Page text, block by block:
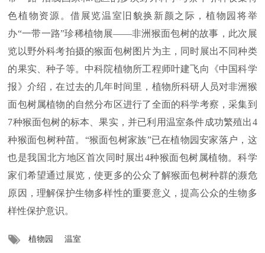
色植物资源。借展览温室旧貌换新颜之际，植物园将举
办“一带一路”珍稀植物展——非洲猴面包树的故事，此次展
览以野外科考拍摄的猴面包树图片为主，同时展出不同种类
的果实、种子等。中科院植物所工程师叶建飞向《中国科学
报》介绍，在过去的几年时间里，植物所科研人员对非洲猴
面包树属植物的自然分布区进行了全面的科学考察，采集到
7种猴面包树的标本、果实，并已利用温室条件成功繁殖出4
种猴面包树种苗。“猴面包树家族”已在植物园安家落户，这
也是我国北方地区首次同时展出4种猴面包树属植物。科学
家们希望通过展览，使更多的公众了解猴面包树种群的濒危
原因，理解保护生物多样性的重要意义，提高公众的生物多
样性保护意识。
植物园 温室